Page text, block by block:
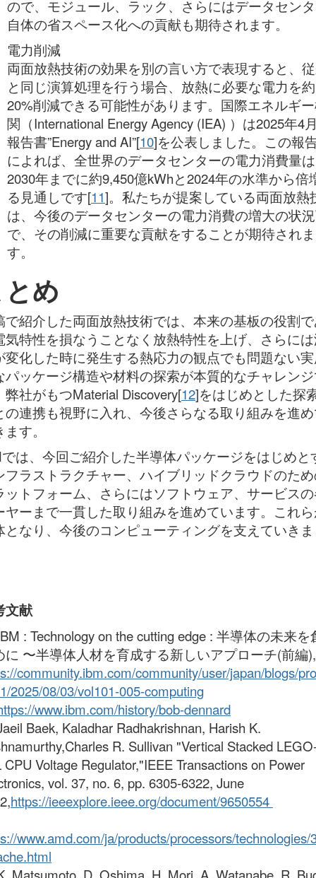
ので、モジュール、ラック、さらにはデータセン
自体の省スペース化への貢献も期待されます。
電力削減
両面放熱技術の効果を別の言い方で表現すると、
と同じ演算処理を行う場合、放熱に必要な電力を約
20%削減できる可能性があります。国際エネルギ
関（International Energy Agency (IEA) ）は2025年4
報告書”Energy and AI”[10]を公表しました。この報
によれば、全世界のデータセンターの電力消費量
2030年までに約9,450億kWhと2024年の水準から倍
る見通しです[11]。私たちが提案している両面放熱
は、今後のデータセンターの電力消費の増大の状
で、その削減に重要な貢献をすることが期待されま
す。
め
で紹介した両面放熱技術では、本来の基板の役割
気特性を損なうことなく放熱特性を上げ、さらに
変化した時に発生する熱応力の観点でも問題ない
パッケージ構造や材料の探索が本質的なチャレン
弊社がもつMaterial Discovery[12]をはじめとした探
の連携も視野に入れ、今後さらなる取り組みを進
す。
は、今回ご紹介した半導体パッケージをはじめと
フラストラクチャー、ハイブリッドクラウドのた
ットフォーム、さらにはソフトウェア、サービス
ヤーまで一貫した取り組みを進めています。これ
となり、今後のコンピューティングを支えていきま
文献
: Technology on the cutting edge : 半導体の未来を
に 〜半導体人材を育成する新しいアプローチ(前編),
community.ibm.com/community/user/japan/blogs/
2025/08/03/vol101-005-computing
www.ibm.com/history/bob-dennard
Baek, Kaladhar Radhakrishnan, Harish K.
R. Sullivan "Vertical Stacked
CPU Voltage Regulator,"IEEE Transactions on Power
vol. 37, no. 6, pp. 6305-6322, June
https://ieeexplore.ieee.org/document/9650554
www.amd.com/ja/products/processors/technologies/